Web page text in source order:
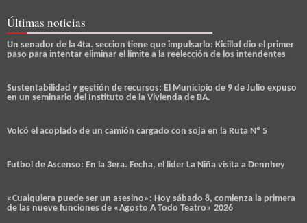
Últimas noticias
Un senador de la 4ta. seccion tiene que impulsarlo: Kicillof dio el primer
paso para intentar eliminar el límite a la reelección de los intendentes
Sustentabilidad y gestión de recursos: El Municipio de 9 de Julio expuso
en un seminario del Instituto de la Vivienda de BA.
Volcó el acoplado de un camión cargado con soja en la Ruta Nº 5
Futbol de Ascenso: En la 3era. Fecha, el lider La Niña visita a Dennhey
«Cualquiera puede ser un asesino»: Hoy sábado 8, comienza la primera
de las nueve funciones de «Agosto A Todo Teatro» 2026